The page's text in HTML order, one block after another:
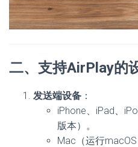
二、支持AirPlay的
发送端设备 ：
iPhone、iPad、
版本）。
Mac（运行